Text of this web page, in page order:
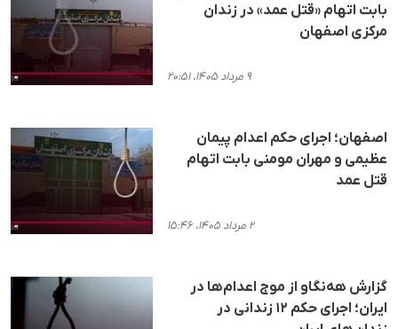
بابت اتهام «قتل عمد» در زندان
مرکزی اصفهان
۹ مرداد ۱۴۰۵، ۲۰:۵۱
اصفهان؛ اجرای حکم اعدام پیمان
عظیمی و مهران مومنی بابت اتهام
قتل عمد
۲ مرداد ۱۴۰۵، ۱۵:۴۶
گزارش هه‌نگاو از موج اعدام‌ها در
ایران؛ اجرای حکم ۱۲ زندانی در